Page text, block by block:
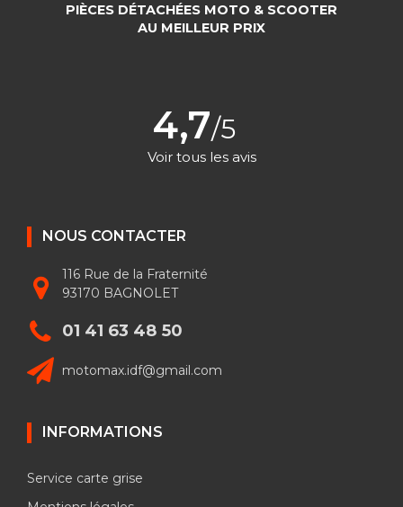
PIÈCES DÉTACHÉES MOTO & SCOOTER
AU MEILLEUR PRIX
4,7/5
Voir tous les avis
NOUS CONTACTER
116 Rue de la Fraternité
93170 BAGNOLET
01 41 63 48 50
motomax.idf@gmail.com
INFORMATIONS
Service carte grise